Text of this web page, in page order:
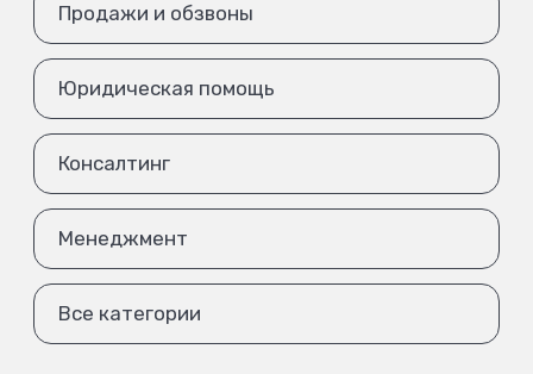
Продажи и обзвоны
Юридическая помощь
Консалтинг
Менеджмент
Все категории